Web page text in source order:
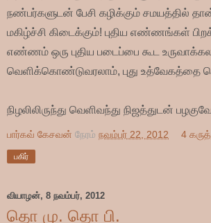
நண்பர்களுடன் பேசி கழிக்கும் சமயத்தில்
மகிழ்ச்சி கிடைக்கும்! புதிய எண்ணங்கள்
எண்ணம் ஒரு புதிய படைப்பை கூட
வெளிக்கொண்டுவரலாம், புது உத்வேகத்தை
நிழலிலிருந்து வெளிவந்து நிஜத்துடன்
பார்கவ் கேசவன் நேரம் நவம்பர் 22, 2012 4
பகிர்
வியாழன், 8 நவம்பர், 2012
தொ மு. தொ பி.